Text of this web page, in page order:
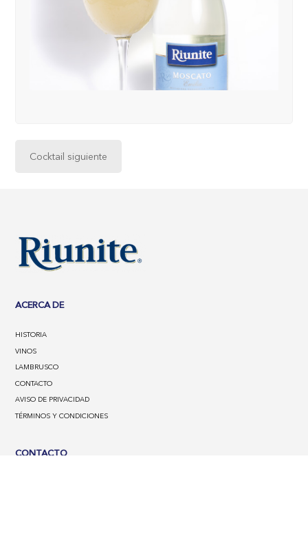
Cocktail siguiente
ACERCA DE
HISTORIA
VINOS
LAMBRUSCO
CONTACTO
AVISO DE PRIVACIDAD
TÉRMINOS Y CONDICIONES
CONTACTO